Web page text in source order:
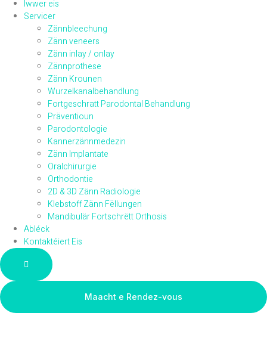
Iwwer eis
Servicer
Zännbleechung
Zänn veneers
Zänn inlay / onlay
Zännprothese
Zänn Krounen
Wurzelkanalbehandlung
Fortgeschratt Parodontal Behandlung
Präventioun
Parodontologie
Kannerzännmedezin
Zänn Implantate
Oralchirurgie
Orthodontie
2D & 3D Zänn Radiologie
Klebstoff Zänn Fëllungen
Mandibulär Fortschrëtt Orthosis
Abléck
Kontaktéiert Eis
Hamburger Toggle Menu
Maacht e Rendez-vous